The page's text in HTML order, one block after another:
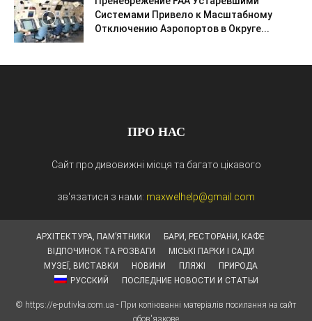
Системами Привело к Масштабному
Отключению Аэропортов в Округе...
ПРО НАС
Сайт про дивовижні місця та багато цікавого
зв'язатися з нами: maxwelhelp@gmail.com
АРХІТЕКТУРА, ПАМ’ЯТНИКИ
БАРИ, РЕСТОРАНИ, КАФЕ
ВІДПОЧИНОК ТА РОЗВАГИ
МІСЬКІ ПАРКИ І САДИ
МУЗЕЇ, ВИСТАВКИ
НОВИНИ ПЛЯЖІ
ПРИРОДА
РУССКИЙ
ПОСЛЕДНИЕ НОВОСТИ И СТАТЬИ
© https://e-putivka.com.ua - При копіюванні матеріалів посилання на сайт
обов'язкове